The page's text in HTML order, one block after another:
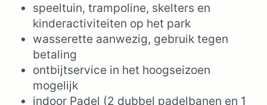
speeltuin, trampoline, skelters en
kinderactiviteiten op het park
wasserette aanwezig, gebruik tegen
betaling
ontbijtservice in het hoogseizoen
mogelijk
indoor Padel (2 dubbel padelbanen en 1